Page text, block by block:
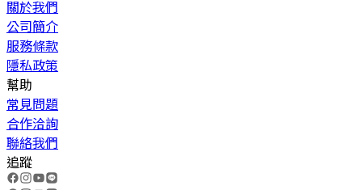
關於我們
公司簡介
服務條款
隱私政策
幫助
常見問題
合作洽詢
聯絡我們
追蹤